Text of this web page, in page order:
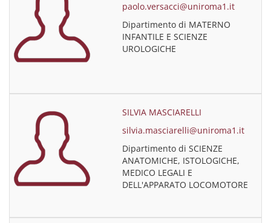
paolo.versacci@uniroma1.it
Dipartimento di MATERNO
INFANTILE E SCIENZE
UROLOGICHE
SILVIA MASCIARELLI
silvia.masciarelli@uniroma1.it
Dipartimento di SCIENZE
ANATOMICHE, ISTOLOGICHE,
MEDICO LEGALI E
DELL'APPARATO LOCOMOTORE